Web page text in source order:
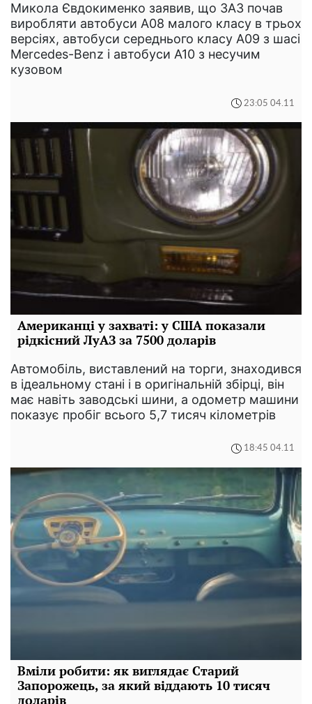
Микола Євдокименко заявив, що ЗАЗ почав
виробляти автобуси А08 малого класу в трьох
версіях, автобуси середнього класу А09 з шасі
Mercedes-Benz і автобуси А10 з несучим
кузовом
23:05 04.11
Американці у захваті: у США показали
рідкісний ЛуАЗ за 7500 доларів
Автомобіль, виставлений на торги, знаходився
в ідеальному стані і в оригінальній збірці, він
має навіть заводські шини, а одометр машини
показує пробіг всього 5,7 тисяч кілометрів
18:45 04.11
Вміли робити: як виглядає Старий
Запорожець, за який віддають 10 тисяч
доларів